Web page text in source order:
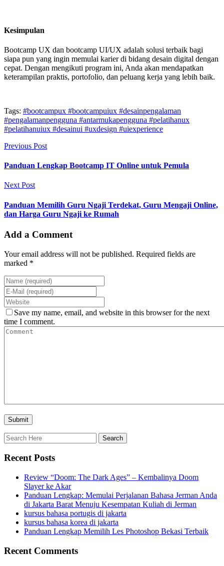
Kesimpulan
Bootcamp UX dan bootcamp UI/UX adalah solusi terbaik bagi
siapa pun yang ingin memulai karier di bidang desain digital dengan
cepat. Dengan mengikuti program ini, Anda akan mendapatkan
keterampilan praktis, portofolio, dan peluang kerja yang lebih baik.
Tags: #bootcampux #bootcampuiux #desainpengalaman
#pengalamanpengguna #antarmukapengguna #pelatihanux
#pelatihanuiux #desainui #uxdesign #uiexperience
Previous Post
Panduan Lengkap Bootcamp IT Online untuk Pemula
Next Post
Panduan Memilih Guru Ngaji Terdekat, Guru Mengaji Online,
dan Harga Guru Ngaji ke Rumah
Add a Comment
Your email address will not be published. Required fields are
marked *
Save my name, email, and website in this browser for the next
time I comment.
Recent Posts
Review “Doom: The Dark Ages” – Kembalinya Doom
Slayer ke Akar
Panduan Lengkap: Memulai Perjalanan Bahasa Jerman Anda
di Jakarta Barat Menuju Kesempatan Kuliah di Jerman
kursus bahasa portugis di jakarta
kursus bahasa korea di jakarta
Panduan Lengkap Memilih Les Photoshop Bekasi Terbaik
Recent Comments